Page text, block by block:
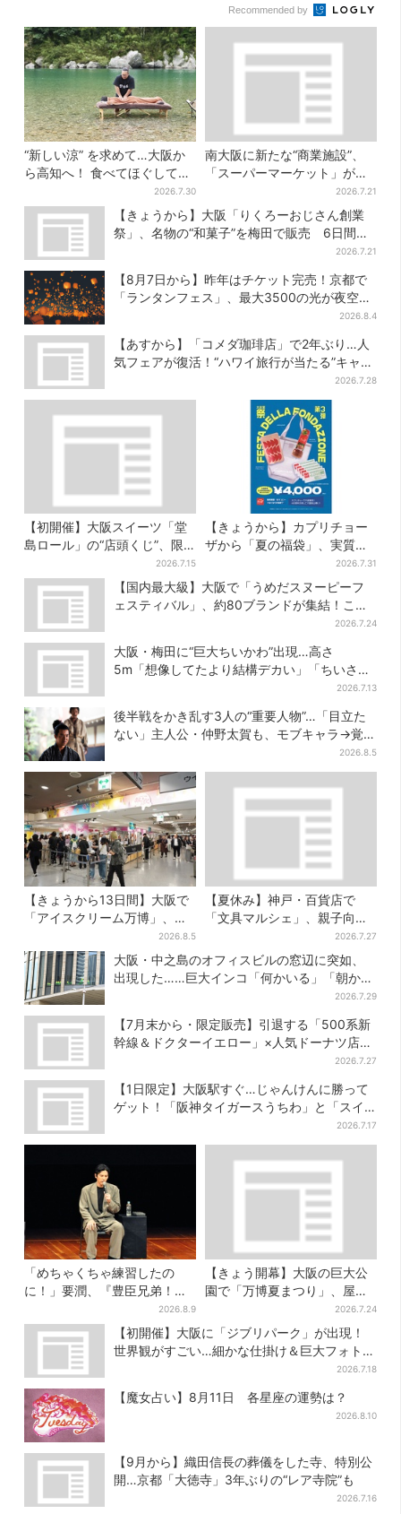
Recommended by
“新しい涼” を求めて…大阪か
ら高知へ！ 食べてほぐして
「仁淀ブルー」でととのう体
験旅【2026夏最新版】
2026.7.30
南大阪に新たな“商業施設”、
「スーパーマーケット」が先
行オープン！駅直結＆21時ま
で営業
2026.7.21
【きょうから】大阪「りくろーおじさん創業
祭」、名物の“和菓子”を梅田で販売 6日間限
2026.7.21
【8月7日から】昨年はチケット完売！京都で
「ランタンフェス」、最大3500の光が夜空
2026.8.4
【あすから】「コメダ珈琲店」で2年ぶり…人
気フェアが復活！“ハワイ旅行が当たる”キャン
2026.7.28
【初開催】大阪スイーツ「堂
島ロール」の“店頭くじ”、限
定商品ずらり…ラスト賞は巨
大ルームライト
2026.7.15
【きょうから】カプリチョー
ザから「夏の福袋」、実質無
料…？値段以上の食事券＆限
定アイテム付き
2026.7.31
【国内最大級】大阪で「うめだスヌーピーフ
ェスティバル」、約80ブランドが集結！ここ
2026.7.24
大阪・梅田に“巨大ちいかわ”出現…高さ
5m「想像してたより結構デカい」「ちいさ…
2026.7.13
後半戦をかき乱す3人の“重要人物”…「目立た
ない」主人公・仲野太賀も、モブキャラ→覚醒
2026.8.5
【きょうから13日間】大阪で
「アイスクリーム万博」、全
国34ブランド・100種超…初
登場の「チョコソフト」に行
列
2026.8.5
【夏休み】神戸・百貨店で
「文具マルシェ」、親子向け
工作は自由研究にも！入場無
料で
2026.7.27
大阪・中之島のオフィスビルの窓辺に突如、
出現した……巨大インコ「何かいる」「朝から
2026.7.29
【7月末から・限定販売】引退する「500系新
幹線＆ドクターイエロー」×人気ドーナツ店が
2026.7.27
【1日限定】大阪駅すぐ…じゃんけんに勝って
ゲット！「阪神タイガースうちわ」と「スイ
2026.7.17
「めちゃくちゃ練習したの
に！」要潤、『豊臣兄弟！』
光秀の“蹴鞠”シーンにまさか
の結末
2026.8.9
【きょう開幕】大阪の巨大公
園で「万博夏まつり」、屋台
グルメ＆幻想的イルミネーシ
ョン…計27日間開催
2026.7.24
【初開催】大阪に「ジブリパーク」が出現！
世界観がすごい…細かな仕掛け＆巨大フォトス
2026.7.18
【魔女占い】8月11日 各星座の運勢は？
2026.8.10
【9月から】織田信長の葬儀をした寺、特別公
開…京都「大徳寺」3年ぶりの“レア寺院”も
2026.7.16